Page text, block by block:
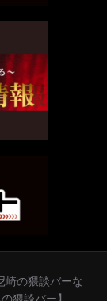
崎の猥談バーな